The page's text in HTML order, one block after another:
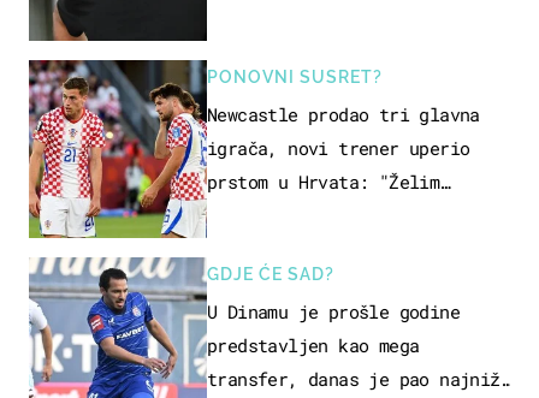
PONOVNI SUSRET?
Newcastle prodao tri glavna
igrača, novi trener uperio
prstom u Hrvata: "Želim
GDJE ĆE SAD?
U Dinamu je prošle godine
predstavljen kao mega
transfer, danas je pao najniže